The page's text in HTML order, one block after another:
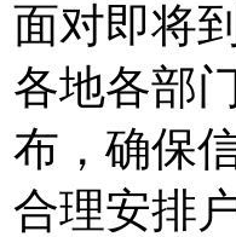
面对即将
各地各部
布，确保
合理安排